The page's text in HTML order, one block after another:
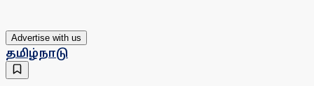
Advertise with us
தமிழ்நாடு